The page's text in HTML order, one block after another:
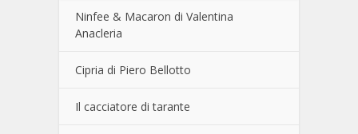
Ninfee & Macaron di Valentina
Anacleria
Cipria di Piero Bellotto
Il cacciatore di tarante